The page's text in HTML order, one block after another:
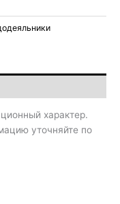
характер.
уточняйте по